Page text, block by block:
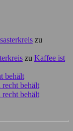
zu
zu Kaffee ist
behält
behält
behält